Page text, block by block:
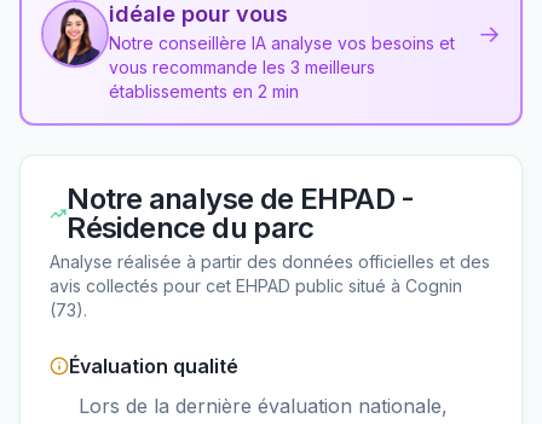
idéale pour vous
Notre conseillère IA analyse vos besoins et
vous recommande les 3 meilleurs
établissements en 2 min
→
Notre analyse de EHPAD -
Résidence du parc
Analyse réalisée à partir des données officielles et des
avis collectés pour cet EHPAD public situé à Cognin
(73).
Évaluation qualité
Lors de la dernière évaluation nationale,